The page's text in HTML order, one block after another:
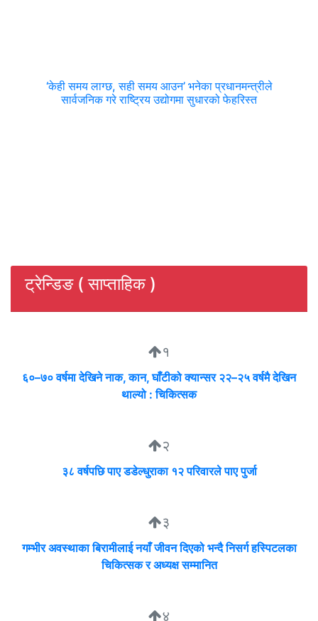
‘केही समय लाग्छ, सही समय आउन’ भनेका प्रधानमन्त्रीले
सार्वजनिक गरे राष्ट्रिय उद्योगमा सुधारको फेहरिस्त
ट्रेन्डिङ ( साप्ताहिक )
१
६०–७० वर्षमा देखिने नाक, कान, घाँटीको क्यान्सर २२–२५ वर्षमै देखिन
थाल्यो : चिकित्सक
२
३८ वर्षपछि पाए डडेल्धुराका १२ परिवारले पाए पुर्जा
३
गम्भीर अवस्थाका बिरामीलाई नयाँ जीवन दिएको भन्दै निसर्ग हस्पिटलका
चिकित्सक र अध्यक्ष सम्मानित
४